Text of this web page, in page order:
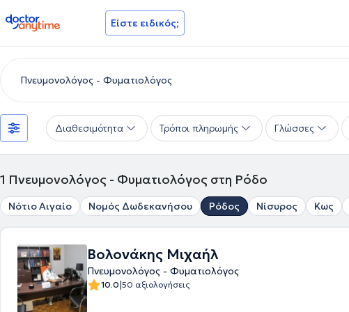
doctoranytime Είστε ειδικός;
Διαθεσιμότητα Τρόποι πληρωμής Γλώσσες
1 Πνευμονολόγος - Φυματιολόγος στη Ρόδο
Νότιο Αιγαίο Νομός Δωδεκανήσου Ρόδος Νίσυρος Κως
Βολονάκης Μιχαήλ
Πνευμονολόγος - Φυματιολόγος
10.0|50 αξιολογήσεις